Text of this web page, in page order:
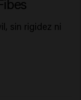
sin rigidez ni